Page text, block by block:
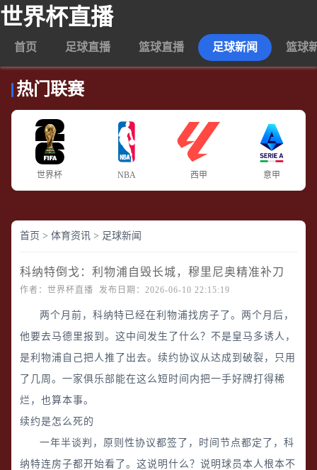
世界杯直播
首页 足球直播 篮球直播 足球新闻 篮球
热门联赛
世界杯 NBA 西甲 意甲
首页 > 体育资讯 > 足球新闻
科纳特倒戈：利物浦自毁长城，穆里尼奥精准补刀
作者：世界杯直播 发布日期：2026-06-10 22:15:19
两个月前，科纳特已经在利物浦找房子了。两个月后，
他要去马德里报到。这中间发生了什么？不是皇马多诱人，
是利物浦自己把人推了出去。续约协议从达成到破裂，只用
了几周。一家俱乐部能在这么短时间内把一手好牌打得稀
烂，也算本事。
续约是怎么死的
一年半谈判，原则性协议都签了，时间节点都定了，科
纳特连房子都开始看了。这说明什么？说明球员本人根本不